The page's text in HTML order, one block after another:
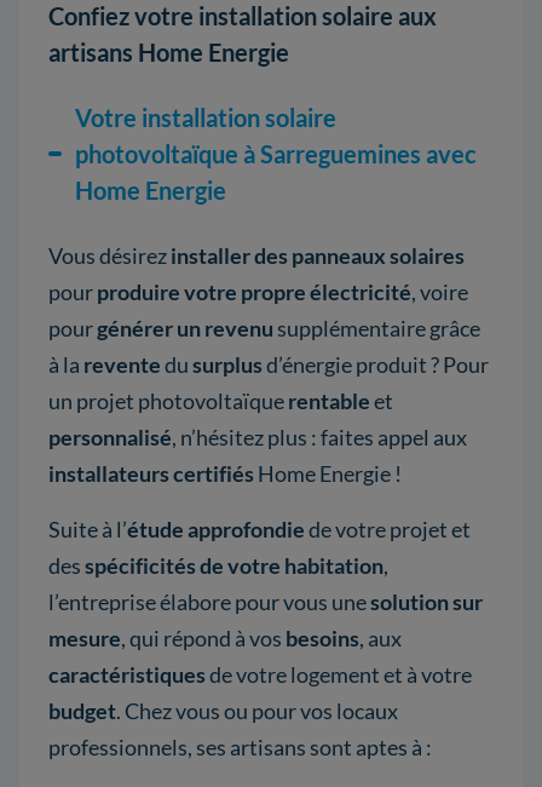
Confiez votre installation solaire aux
artisans Home Energie
Votre installation solaire
photovoltaïque à Sarreguemines avec
Home Energie
Vous désirezinstaller des panneaux solaires
pourproduire votre propre électricité, voire
pourgénérer un revenu supplémentaire grâce
à la reventedusurplusd’énergie produit ? Pour
un projet photovoltaïquerentableet
personnalisé, n’hésitez plus : faites appel aux
installateurs certifiés Home Energie !
Suite à l’étude approfondiede votre projet et
desspécificités de votre habitation,
l’entreprise élabore pour vous unesolution sur
mesure, qui répond à vos besoins, aux
caractéristiquesde votre logement et à votre
budget. Chez vous ou pour vos locaux
professionnels, ses artisans sont aptes à :